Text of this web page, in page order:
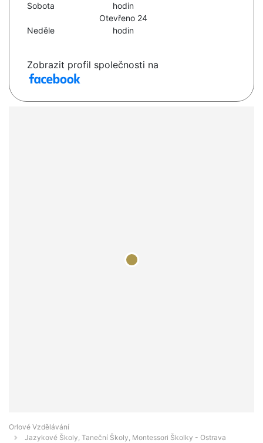
Sobota
hodin
Neděle
Otevřeno 24
hodin
Zobrazit profil společnosti na
Orlové Vzdělávání
Jazykové Školy, Taneční Školy, Montessori Školky - Ostrava